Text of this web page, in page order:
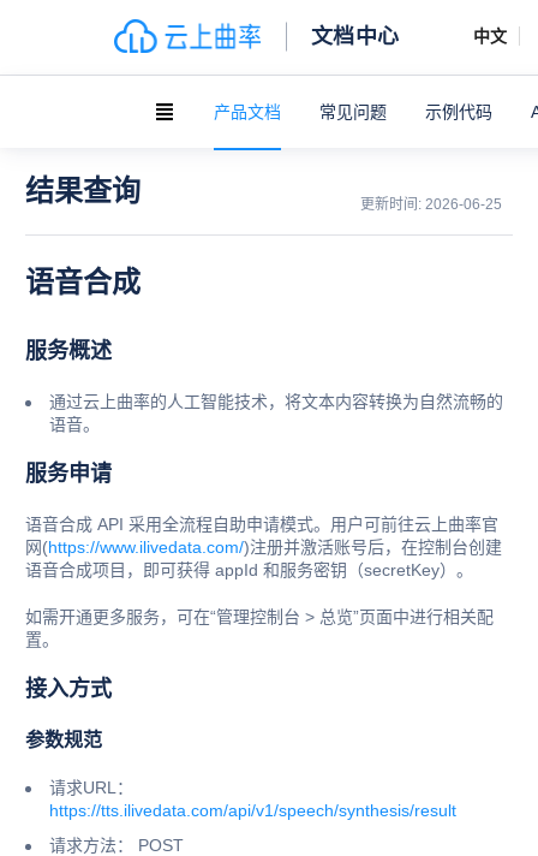
文档中心 中文
产品文档 常见问题 示例代码
结果查询 更新时间: 2026-06-25
语音合成
服务概述
通过云上曲率的人工智能技术，将文本内容转换为自然流畅的
语音。
服务申请
语音合成 API 采用全流程自助申请模式。用户可前往云上曲率官
网(https://www.ilivedata.com/)注册并激活账号后，在控制台创建
语音合成项目，即可获得 appId 和服务密钥（secretKey）。
如需开通更多服务，可在“管理控制台 > 总览”页面中进行相关配
置。
接入方式
参数规范
请求URL：
https://tts.ilivedata.com/api/v1/speech/synthesis/result
请求方法： POST